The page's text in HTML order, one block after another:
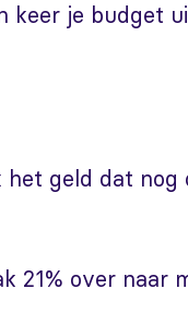
keer je budget
geld dat nog
21% over naar